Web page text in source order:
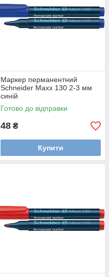
Маркер перманентний
Schneider Maxx 130 2-3 мм
синій
Готово до відправки
48 ₴
Купити